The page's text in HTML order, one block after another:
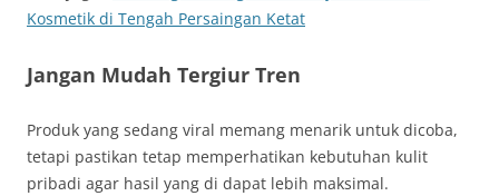
Kosmetik di Tengah Persaingan Ketat
Jangan Mudah Tergiur Tren
Produk yang sedang viral memang menarik untuk dicoba,
tetapi pastikan tetap memperhatikan kebutuhan kulit
pribadi agar hasil yang di dapat lebih maksimal.